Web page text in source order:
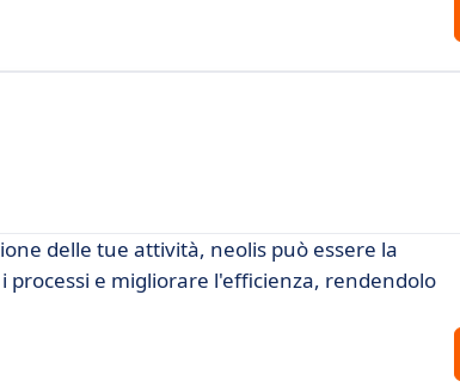
delle tue attività, neolis può essere la
e migliorare l'efficienza, rendendolo